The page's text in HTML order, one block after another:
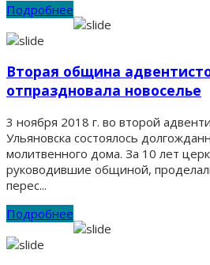
Подробнее
Вторая община
отпраздновала новоселье
3 ноября 2018 г. во второй
Ульяновска состоялось
молитвенного дома. За 10 лет
руководившие общиной,
перес...
Подробнее